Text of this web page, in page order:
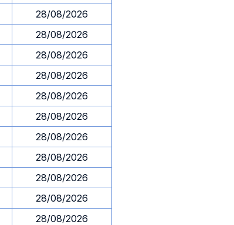
28/08/2026
28/08/2026
28/08/2026
28/08/2026
28/08/2026
28/08/2026
28/08/2026
28/08/2026
28/08/2026
28/08/2026
28/08/2026